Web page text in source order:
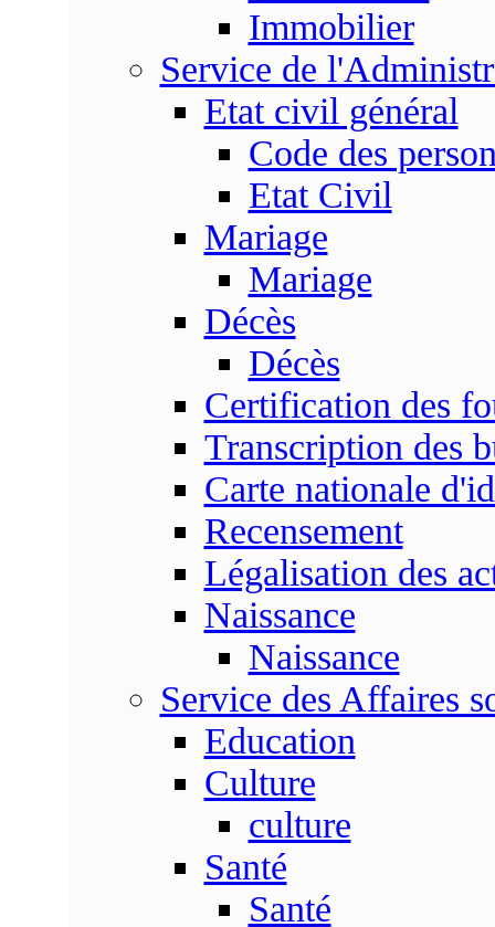
Immobilier
Service de
Etat civil général
Code des
Etat Civil
Mariage
Mariage
Décès
Décès
Certification des
Transcription des
Carte nationale
Recensement
Légalisation des
Naissance
Naissance
Service des Affaires
Education
Culture
culture
Santé
Santé